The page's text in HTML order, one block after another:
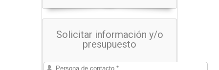
Solicitar información y/o
presupuesto